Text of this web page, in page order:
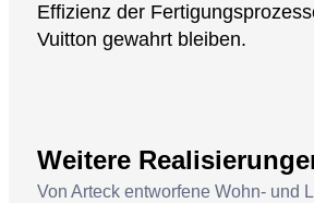
Effizienz der
Vuitton gewahrt bleiben.
Weitere
Von Arteck entworfene Wohn- und